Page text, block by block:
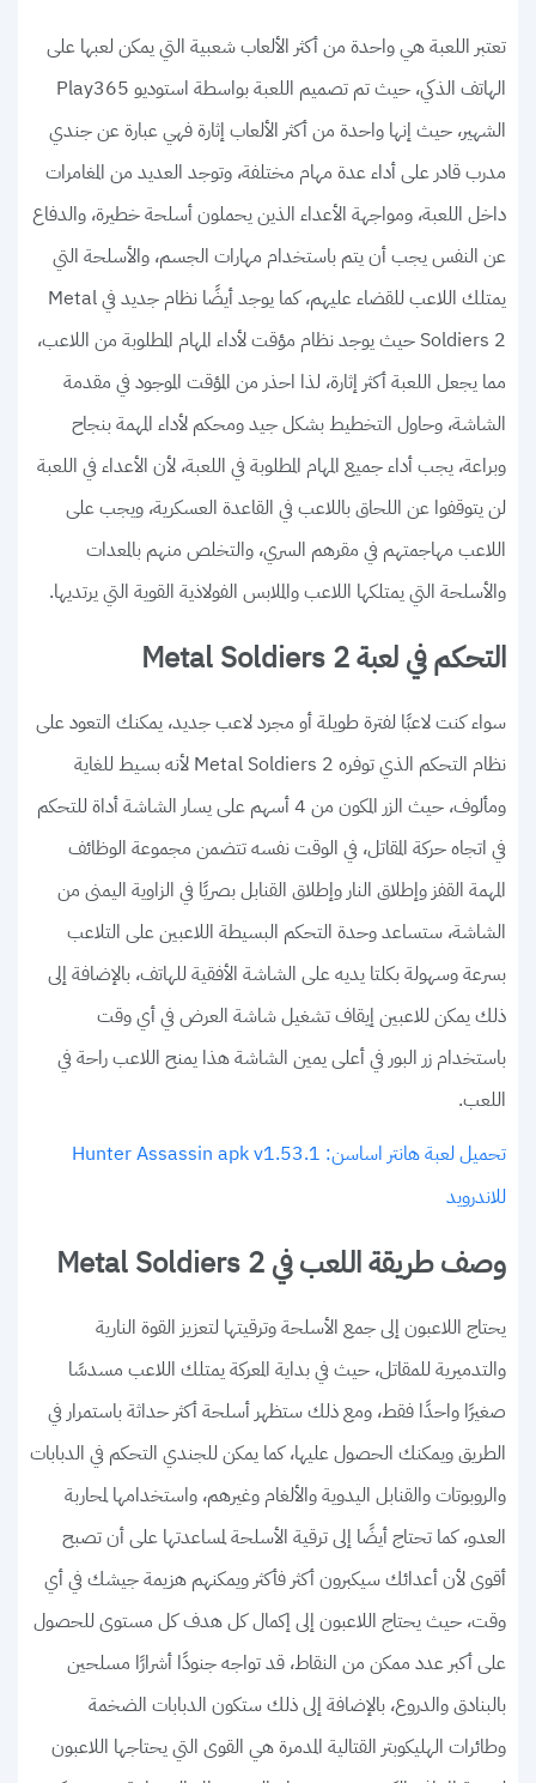
تعتبر اللعبة هي واحدة من أكثر الألعاب شعبية التي يمكن لعبها على
الهاتف الذكي، حيث تم تصميم اللعبة بواسطة استوديو Play365
الشهير، حيث إنها واحدة من أكثر الألعاب إثارة فهي عبارة عن جندي
مدرب قادر على أداء عدة مهام مختلفة، وتوجد العديد من المغامرات
داخل اللعبة، ومواجهة الأعداء الذين يحملون أسلحة خطيرة، والدفاع
عن النفس يجب أن يتم باستخدام مهارات الجسم، والأسلحة التي
يمتلك اللاعب للقضاء عليهم، كما يوجد أيضًا نظام جديد في Metal
Soldiers 2 حيث يوجد نظام مؤقت لأداء المهام المطلوبة من اللاعب،
مما يجعل اللعبة أكثر إثارة، لذا احذر من المؤقت الموجود في مقدمة
الشاشة، وحاول التخطيط بشكل جيد ومحكم لأداء المهمة بنجاح
وبراعة، يجب أداء جميع المهام المطلوبة في اللعبة، لأن الأعداء في اللعبة
لن يتوقفوا عن اللحاق باللاعب في القاعدة العسكرية، ويجب على
اللاعب مهاجمتهم في مقرهم السري، والتخلص منهم بالمعدات
والأسلحة التي يمتلكها اللاعب والملابس الفولاذية القوية التي يرتديها.
التحكم في لعبة Metal Soldiers 2
سواء كنت لاعبًا لفترة طويلة أو مجرد لاعب جديد، يمكنك التعود على
نظام التحكم الذي توفره Metal Soldiers 2 لأنه بسيط للغاية
ومألوف، حيث الزر المكون من 4 أسهم على يسار الشاشة أداة للتحكم
في اتجاه حركة المقاتل، في الوقت نفسه تتضمن مجموعة الوظائف
المهمة القفز وإطلاق النار وإطلاق القنابل بصريًا في الزاوية اليمنى من
الشاشة، ستساعد وحدة التحكم البسيطة اللاعبين على التلاعب
بسرعة وسهولة بكلتا يديه على الشاشة الأفقية للهاتف، بالإضافة إلى
ذلك يمكن للاعبين إيقاف تشغيل شاشة العرض في أي وقت
باستخدام زر البور في أعلى يمين الشاشة هذا يمنح اللاعب راحة في
اللعب.
تحميل لعبة هانتر اساسن: Hunter Assassin apk v1.53.1
للاندرويد
وصف طريقة اللعب في Metal Soldiers 2
يحتاج اللاعبون إلى جمع الأسلحة وترقيتها لتعزيز القوة النارية
والتدميرية للمقاتل، حيث في بداية المعركة يمتلك اللاعب مسدسًا
صغيرًا واحدًا فقط، ومع ذلك ستظهر أسلحة أكثر حداثة باستمرار في
الطريق ويمكنك الحصول عليها، كما يمكن للجندي التحكم في الدبابات
والروبوتات والقنابل اليدوية والألغام وغيرهم، واستخدامها لمحاربة
العدو، كما تحتاج أيضًا إلى ترقية الأسلحة لمساعدتها على أن تصبح
أقوى لأن أعدائك سيكبرون أكثر فأكثر ويمكنهم هزيمة جيشك في أي
وقت، حيث يحتاج اللاعبون إلى إكمال كل هدف كل مستوى للحصول
على أكبر عدد ممكن من النقاط، قد تواجه جنودًا أشرارًا مسلحين
بالبنادق والدروع، بالإضافة إلى ذلك ستكون الدبابات الضخمة
وطائرات الهليكوبتر القتالية المدمرة هي القوى التي يحتاجها اللاعبون